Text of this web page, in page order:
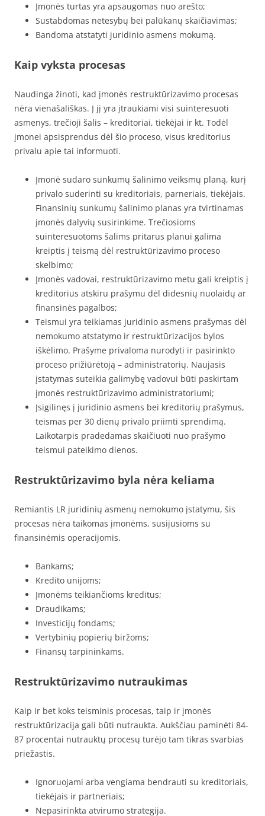
Įmonės turtas yra apsaugomas nuo arešto;
Sustabdomas netesybų bei palūkanų skaičiavimas;
Bandoma atstatyti juridinio asmens mokumą.
Kaip vyksta procesas
Naudinga žinoti, kad įmonės restruktūrizavimo procesas
nėra vienašališkas. Į jį yra įtraukiami visi suinteresuoti
asmenys, trečioji šalis – kreditoriai, tiekėjai ir kt. Todėl
įmonei apsisprendus dėl šio proceso, visus kreditorius
privalu apie tai informuoti.
Įmonė sudaro sunkumų šalinimo veiksmų planą, kurį
privalo suderinti su kreditoriais, parneriais, tiekėjais.
Finansinių sunkumų šalinimo planas yra tvirtinamas
įmonės dalyvių susirinkime. Trečiosioms
suinteresuotoms šalims pritarus planui galima
kreiptis į teismą dėl restruktūrizavimo proceso
skelbimo;
Įmonės vadovai, restruktūrizavimo metu gali kreiptis į
kreditorius atskiru prašymu dėl didesnių nuolaidų ar
finansinės pagalbos;
Teismui yra teikiamas juridinio asmens prašymas dėl
nemokumo atstatymo ir restruktūrizacijos bylos
iškėlimo. Prašyme privaloma nurodyti ir pasirinkto
proceso prižiūrėtoją – administratorių. Naujasis
įstatymas suteikia galimybę vadovui būti paskirtam
įmonės restruktūrizavimo administratoriumi;
Įsigilinęs į juridinio asmens bei kreditorių prašymus,
teismas per 30 dienų privalo priimti sprendimą.
Laikotarpis pradedamas skaičiuoti nuo prašymo
teismui pateikimo dienos.
Restruktūrizavimo byla nėra keliama
Remiantis LR juridinių asmenų nemokumo įstatymu, šis
procesas nėra taikomas įmonėms, susijusioms su
finansinėmis operacijomis.
Bankams;
Kredito unijoms;
Įmonėms teikiančioms kreditus;
Draudikams;
Investicijų fondams;
Vertybinių popierių biržoms;
Finansų tarpininkams.
Restruktūrizavimo nutraukimas
Kaip ir bet koks teisminis procesas, taip ir įmonės
restruktūrizacija gali būti nutraukta. Aukščiau paminėti 84-
87 procentai nutrauktų procesų turėjo tam tikras svarbias
priežastis.
Ignoruojami arba vengiama bendrauti su kreditoriais,
tiekėjais ir partneriais;
Nepasirinkta atvirumo strategija.